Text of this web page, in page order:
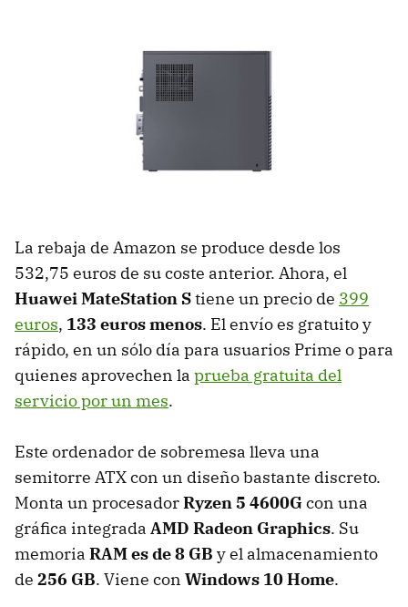
La rebaja de Amazon se produce desde los
532,75 euros de su coste anterior. Ahora, el
HuaweiMateStation Stiene un precio de 399
euros, 133 euros menos. El envío es gratuito y
rápido, en un sólo día para usuarios Prime o para
quienes aprovechen la prueba gratuita del
servicio por un mes.
Este ordenador de sobremesa lleva una
semitorre ATX con un diseño bastante discreto.
Monta un procesadorRyzen 5 4600Gcon una
gráfica integrada AMD Radeon Graphics. Su
memoria RAM es de 8 GB y el almacenamiento
de 256 GB. Viene con Windows 10 Home.